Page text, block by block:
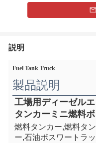
説明
Fuel Tank Truck
製品説明
工場用ディーゼル
タンカーミニ燃料
燃料タンカー,燃料タ
ー,石油ボスワートラ